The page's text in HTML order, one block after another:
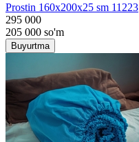
Prostin 160x200x25 sm 11223
295 000
205 000 so'm
Buyurtma